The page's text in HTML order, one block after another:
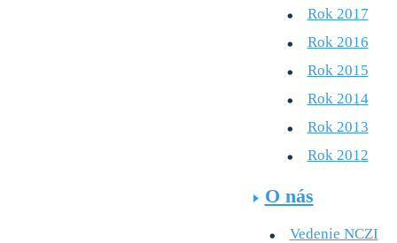
Rok 2017
Rok 2016
Rok 2015
Rok 2014
Rok 2013
Rok 2012
O nás
Vedenie NCZI